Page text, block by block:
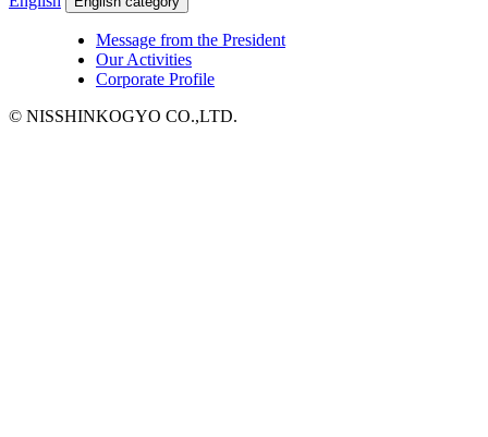
Message from the President
Our Activities
Corporate Profile
© NISSHINKOGYO CO.,LTD.